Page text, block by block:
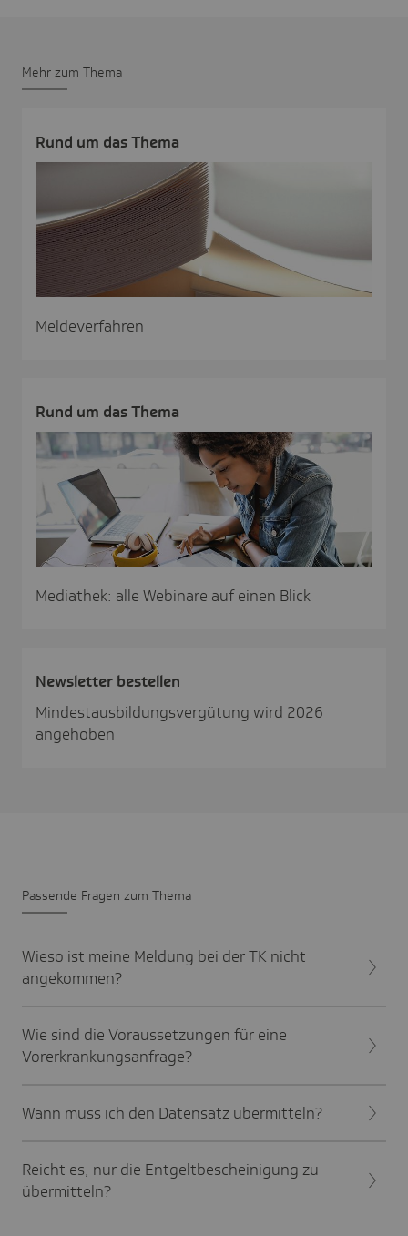
Mehr zum Thema
Rund um das Thema
Meldeverfahren
Rund um das Thema
Mediathek: alle Webinare auf einen Blick
News­letter bestellen
Mindestausbildungsvergütung wird 2026
angehoben
Passende Fragen zum Thema
Wieso ist meine Meldung bei der TK nicht
angekommen?
Wie sind die Voraussetzungen für eine
Vorerkrankungsanfrage?
Wann muss ich den Datensatz übermitteln?
Reicht es, nur die Entgeltbescheinigung zu
übermitteln?